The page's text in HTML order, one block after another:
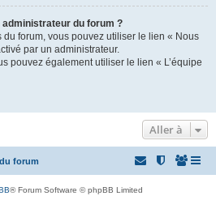
du forum ?
du forum, vous pouvez utiliser le lien « Nous
par un administrateur.
pouvez également utiliser le lien « L’équipe
Aller à
forum
® Forum Software © phpBB Limited